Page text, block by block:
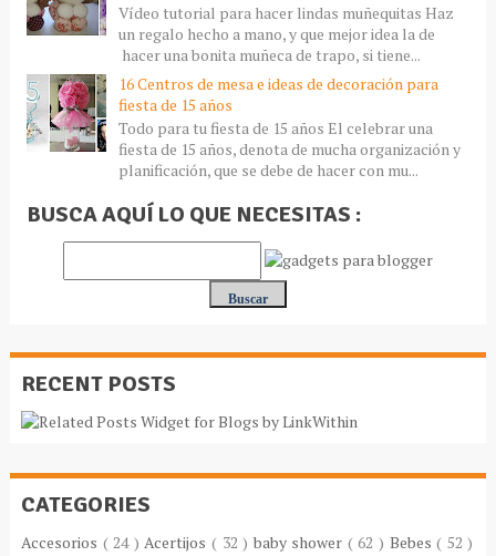
Vídeo tutorial para hacer lindas muñequitas Haz
un regalo hecho a mano, y que mejor idea la de
hacer una bonita muñeca de trapo, si tiene...
16 Centros de mesa e ideas de decoración para
fiesta de 15 años
Todo para tu fiesta de 15 años El celebrar una
fiesta de 15 años, denota de mucha organización y
planificación, que se debe de hacer con mu...
BUSCA AQUÍ LO QUE NECESITAS :
RECENT POSTS
CATEGORIES
Accesorios ( 24 )Acertijos ( 32 ) baby shower ( 62 ) Bebes( 52 )